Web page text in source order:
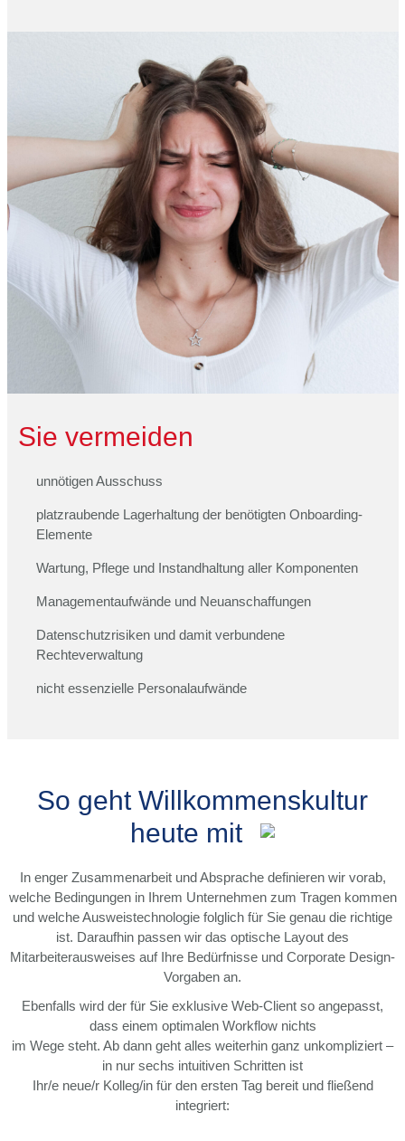
Sie vermeiden
unnötigen Ausschuss
platzraubende Lagerhaltung der benötigten Onboarding-
Elemente
Wartung, Pflege und Instandhaltung aller Komponenten
Managementaufwände und Neuanschaffungen
Datenschutzrisiken und damit verbundene
Rechteverwaltung
nicht essenzielle Personalaufwände
So geht Willkommenskultur
heute mit
In enger Zusammenarbeit und Absprache definieren wir vorab,
welche Bedingungen in Ihrem Unternehmen zum Tragen kommen
und welche Ausweistechnologie folglich für Sie genau die richtige
ist. Daraufhin passen wir das optische Layout des
Mitarbeiterausweises auf Ihre Bedürfnisse und Corporate Design-
Vorgaben an.
Ebenfalls wird der für Sie exklusive Web-Client so angepasst,
dass einem optimalen Workflow nichts
im Wege steht. Ab dann geht alles weiterhin ganz unkompliziert –
in nur sechs intuitiven Schritten ist
Ihr/e neue/r Kolleg/in für den ersten Tag bereit und fließend
integriert: